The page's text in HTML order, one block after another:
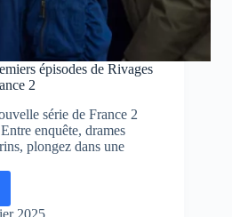
épisodes de Rivages
2
série de France 2
enquête, drames
plongez dans une